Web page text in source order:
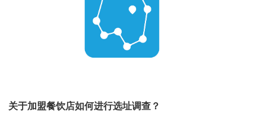
关于加盟餐饮店如何进行选址调查？